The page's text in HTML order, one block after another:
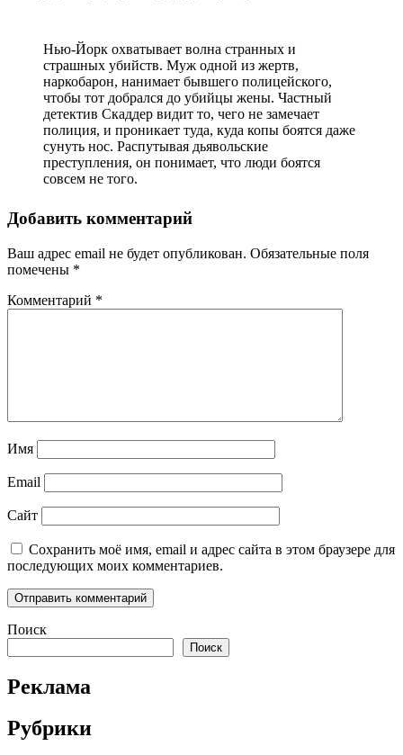
Нью-Йорк охватывает волна странных и
страшных убийств. Муж одной из жертв,
наркобарон, нанимает бывшего полицейского,
чтобы тот добрался до убийцы жены. Частный
детектив Скаддер видит то, чего не замечает
полиция, и проникает туда, куда копы боятся даже
сунуть нос. Распутывая дьявольские
преступления, он понимает, что люди боятся
совсем не того.
Добавить комментарий
Ваш адрес email не будет опубликован. Обязательные поля
помечены *
Комментарий *
Имя
Email
Сайт
Сохранить моё имя, email и адрес сайта в этом браузере для
последующих моих комментариев.
Поиск
Поиск
Реклама
Рубрики